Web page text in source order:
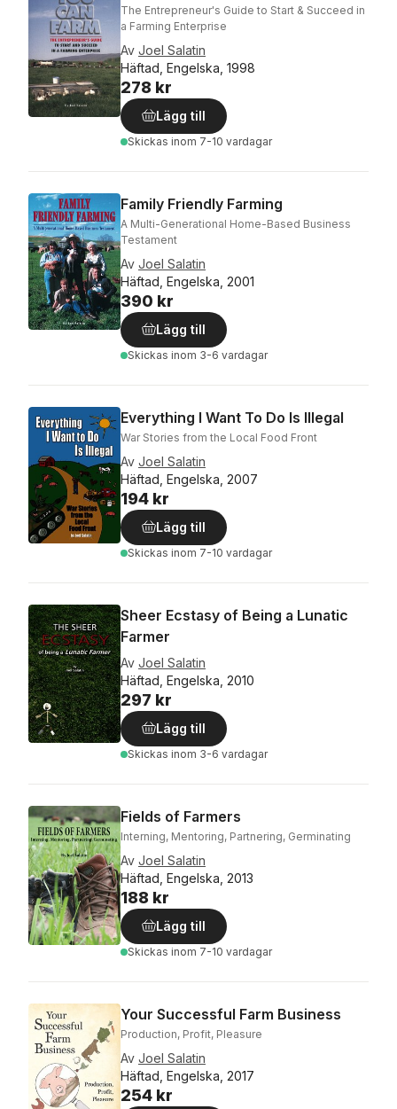
The Entrepreneur's Guide to Start & Succeed in
a Farming Enterprise
Av Joel Salatin
Häftad, Engelska, 1998
278 kr
Lägg till
Skickas inom 7-10 vardagar
Family Friendly Farming
A Multi-Generational Home-Based Business
Testament
Av Joel Salatin
Häftad, Engelska, 2001
390 kr
Lägg till
Skickas inom 3-6 vardagar
Everything I Want To Do Is Illegal
War Stories from the Local Food Front
Av Joel Salatin
Häftad, Engelska, 2007
194 kr
Lägg till
Skickas inom 7-10 vardagar
Sheer Ecstasy of Being a Lunatic
Farmer
Av Joel Salatin
Häftad, Engelska, 2010
297 kr
Lägg till
Skickas inom 3-6 vardagar
Fields of Farmers
Interning, Mentoring, Partnering, Germinating
Av Joel Salatin
Häftad, Engelska, 2013
188 kr
Lägg till
Skickas inom 7-10 vardagar
Your Successful Farm Business
Production, Profit, Pleasure
Av Joel Salatin
Häftad, Engelska, 2017
254 kr